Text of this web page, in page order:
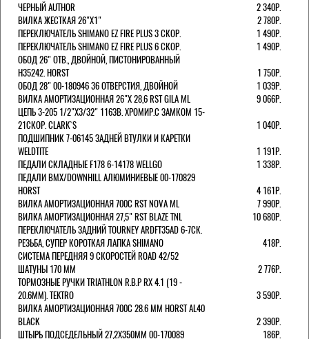
ЧЕРНЫЙ AUTHOR
2 340Р.
ВИЛКА ЖЕСТКАЯ 26"Х1"
2 780Р.
ПЕРЕКЛЮЧАТЕЛЬ SHIMANO EZ FIRE PLUS 3 СКОР.
1 490Р.
ПЕРЕКЛЮЧАТЕЛЬ SHIMANO EZ FIRE PLUS 6 СКОР.
1 490Р.
ОБОД 26" ОТВ., ДВОЙНОЙ, ПИСТОНИРОВАННЫЙ
H35242. HORST
1 750Р.
ОБОД 28" 00-180946 36 ОТВЕРСТИЯ, ДВОЙНОЙ
1 039Р.
ВИЛКА АМОРТИЗАЦИОННАЯ 26"Х 28,6 RST GILA ML
9 066Р.
ЦЕПЬ 3-205 1/2"X3/32" 116ЗВ. ХРОМИР.С ЗАМКОМ 15-
21СКОР. CLARK`S
1 040Р.
ПОДШИПНИК 7-06145 ЗАДНЕЙ ВТУЛКИ И КАРЕТКИ
WELDTITE
1 191Р.
ПЕДАЛИ СКЛАДНЫЕ F178 6-14178 WELLGO
1 338Р.
ПЕДАЛИ BMX/DOWNHILL АЛЮМИНИЕВЫЕ 00-170829
HORST
4 161Р.
ВИЛКА АМОРТИЗАЦИОННАЯ 700С RST NOVA ML
7 990Р.
ВИЛКА АМОРТИЗАЦИОННАЯ 27,5" RST BLAZE TNL
10 680Р.
ПЕРЕКЛЮЧАТЕЛЬ ЗАДНИЙ TOURNEY ARDFT35AD 6-7СК.
РЕЗЬБА, СУПЕР КОРОТКАЯ ЛАПКА SHIMANO
418Р.
СИСТЕМА ПЕРЕДНЯЯ 9 СКОРОСТЕЙ ROAD 42/52
ШАТУНЫ 170 ММ
2 776Р.
ТОРМОЗНЫЕ РУЧКИ TRIATHLON R.B.P RX 4.1 (19 -
20.6ММ). TEKTRO
3 590Р.
ВИЛКА АМОРТИЗАЦИОННАЯ 700C 28.6 ММ HORST AL40
BLACK
2 390Р.
ШТЫРЬ ПОДСЕДЕЛЬНЫЙ 27,2Х350ММ 00-170089
186Р.